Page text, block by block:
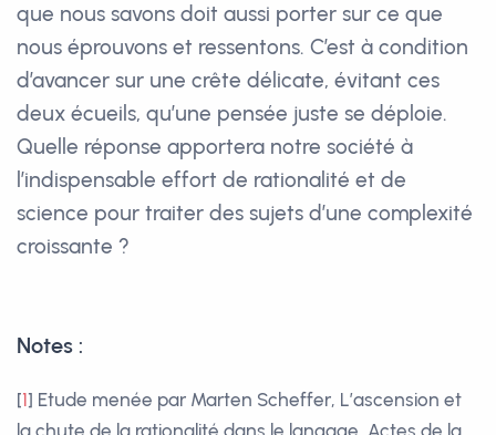
que nous savons doit aussi porter sur ce que
nous éprouvons et ressentons. C’est à condition
d’avancer sur une crête délicate, évitant ces
deux écueils, qu’une pensée juste se déploie.
Quelle réponse apportera notre société à
l’indispensable effort de rationalité et de
science pour traiter des sujets d’une complexité
croissante ?
Notes :
[1] Etude menée par Marten Scheffer, L’ascension et